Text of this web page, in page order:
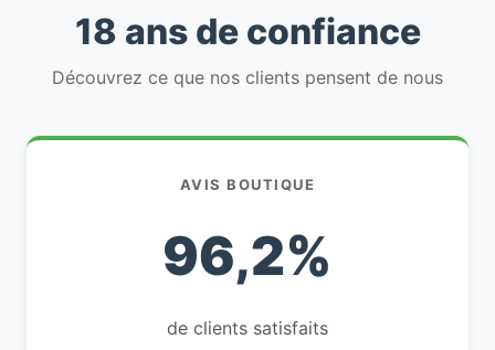
18 ans de confiance
Découvrez ce que nos clients pensent de nous
AVIS BOUTIQUE
96,2%
de clients satisfaits